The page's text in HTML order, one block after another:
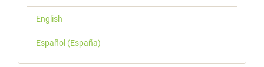
English
Español (España)